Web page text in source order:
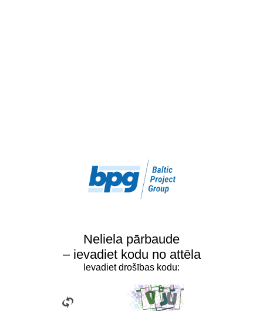
Neliela pārbaude
– ievadiet kodu no attēla
Ievadiet drošības kodu: